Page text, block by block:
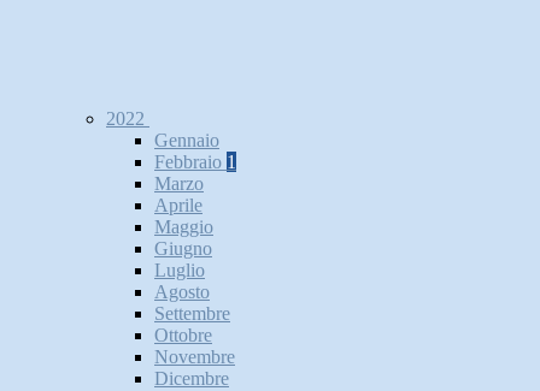
2022
Gennaio
Febbraio 1
Marzo
Aprile
Maggio
Giugno
Luglio
Agosto
Settembre
Ottobre
Novembre
Dicembre